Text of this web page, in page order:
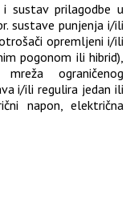
i sustav prilagodbe u
sustave punjenja i/ili
opremljeni i/ili
pogonom ili hibrid),
ograničenog
i/ili regulira jedan ili
napon, električna